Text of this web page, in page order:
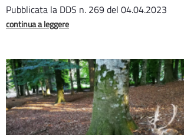
Pubblicata la DDS n. 269 del 04.04.2023
continua a leggere